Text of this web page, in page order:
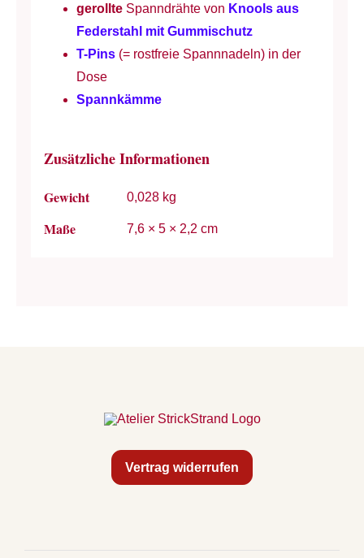
gerollteSpanndrähte von Knools aus
Federstahl mit Gummischutz
T-Pins(= rostfreie Spannnadeln) in der
Dose
Spannkämme
Zusätzliche Informationen
Gewicht 0,028 kg
Maße 7,6 × 5 × 2,2 cm
Vertrag widerrufen